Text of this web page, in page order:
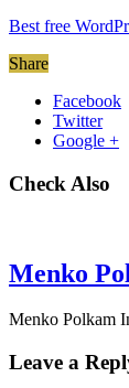
Best free
Share
Facebook
Twitter
Google +
Check Also
Menko
Menko Polkam
Leave a